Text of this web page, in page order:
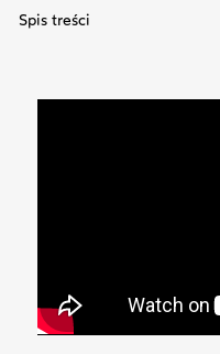
Spis treści